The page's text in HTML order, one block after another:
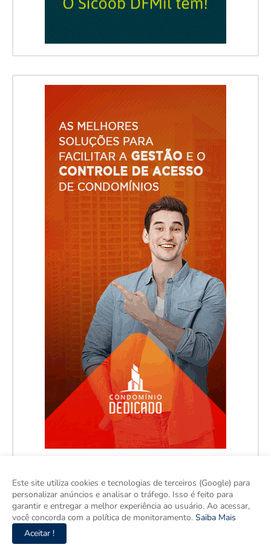
Este site utiliza cookies e tecnologias de terceiros (Google) para
personalizar anúncios e analisar o tráfego. Isso é feito para
garantir e entregar a melhor experiência ao usuário. Ao acessar,
você concorda com a política de monitoramento. Saiba Mais
Aceitar !